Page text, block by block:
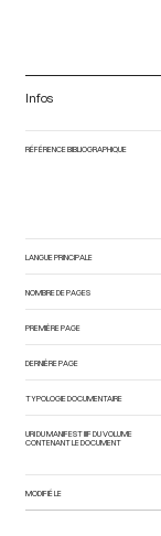
Infos
RÉFÉRENCE BIBLIOGRAPHIQUE
LANGUE PRINCIPALE
NOMBRE DE PAGES
PREMIÈRE PAGE
DERNIÈRE PAGE
TYPOLOGIE DOCUMENTAIRE
URI DU MANIFEST IIIF DU VOLUME
CONTENANT LE DOCUMENT
MODIFIÉ LE